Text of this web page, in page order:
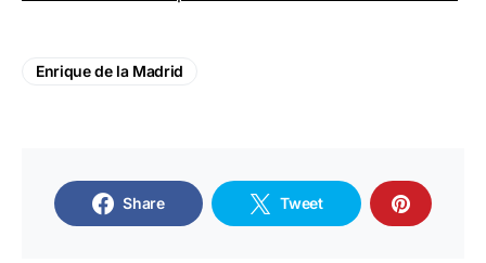
Enrique de la Madrid
Share Tweet